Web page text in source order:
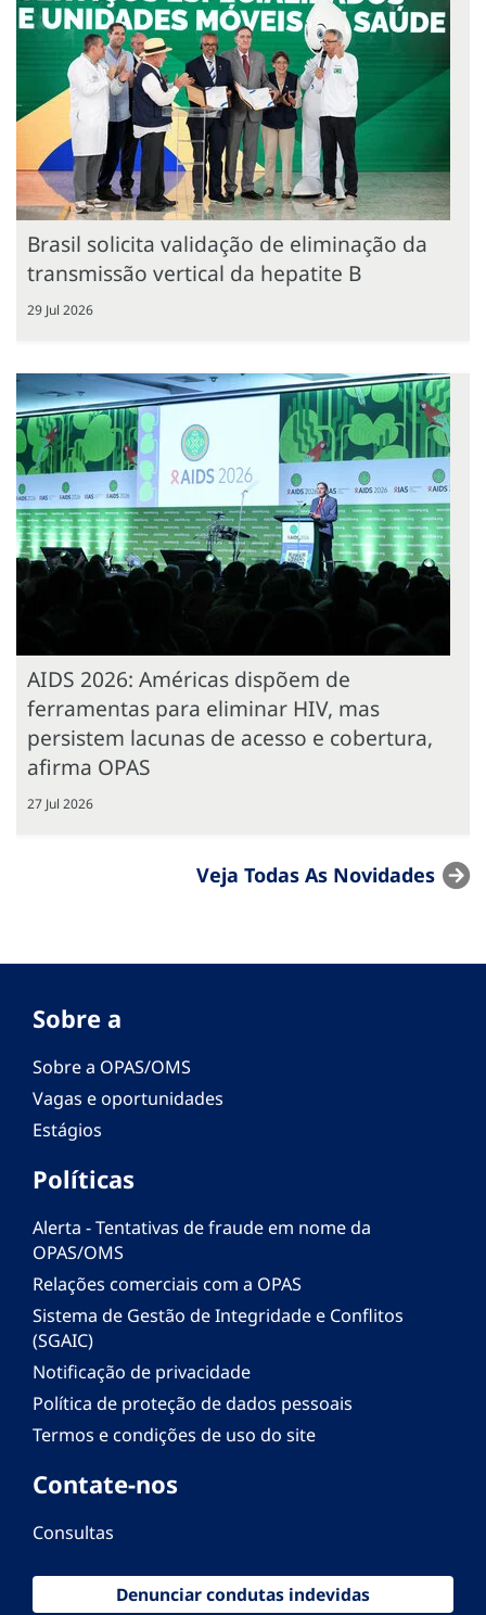
Brasil solicita validação de eliminação da
transmissão vertical da hepatite B
29 Jul 2026
AIDS 2026: Américas dispõem de
ferramentas para eliminar HIV, mas
persistem lacunas de acesso e cobertura,
afirma OPAS
27 Jul 2026
Veja Todas As Novidades
Sobre a
Sobre a OPAS/OMS
Vagas e oportunidades
Estágios
Políticas
Alerta - Tentativas de fraude em nome da
OPAS/OMS
Relações comerciais com a OPAS
Sistema de Gestão de Integridade e Conflitos
(SGAIC)
Notificação de privacidade
Política de proteção de dados pessoais
Termos e condições de uso do site
Contate-nos
Consultas
Denunciar condutas indevidas